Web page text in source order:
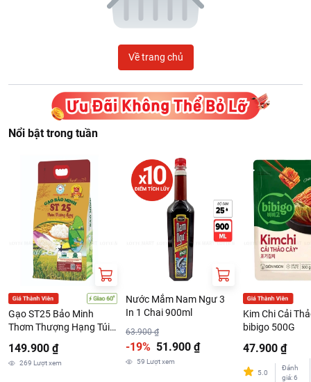
Về trang chủ
Nổi bật trong tuần
Gạo ST25 Bảo Minh
Thơm Thượng Hạng Túi
149.900 ₫
269 Lượt xem
Nước Mắm Nam Ngư 3
In 1 Chai 900ml
63.900 ₫
-19% 51.900 ₫
59 Lượt xem
Kim Chi Cải
bibigo 500G
47.900 ₫
5.0
Đánh
giá:6